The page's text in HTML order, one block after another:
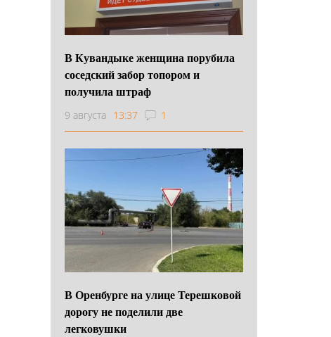
В Кувандыке женщина порубила
соседский забор топором и
получила штраф
9 августа 13:37 1
В Оренбурге на улице Терешковой
дорогу не поделили две
легковушки